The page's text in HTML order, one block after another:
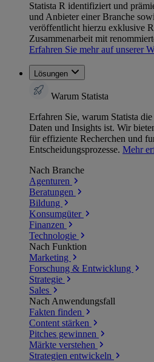
Statista R identifiziert und
und Anbieter einer Branche
veröffentlicht hierzu exklusive
Zusammenarbeit mit
Erfahren Sie mehr auf unserer
Lösungen
Warum Statista
Erfahren Sie, warum Statista
Daten und Insights ist. Wir
für effiziente Recherchen und
Entscheidungsprozesse. Mehr
Nach Branche
Agenturen
Beratungen
Bildung
Konsumgüter
Finanzen
Technologie
Nach Funktion
Marketing
Forschung & Entwicklung
Strategie
Sales
Nach Anwendungsfall
Fakten finden
Content stärken
Pitches gewinnen
Märkte verstehen
Strategien entwickeln